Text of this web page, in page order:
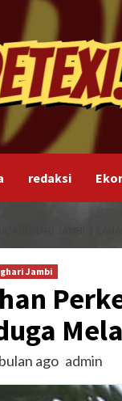
redaksi
Jambi
ago admin